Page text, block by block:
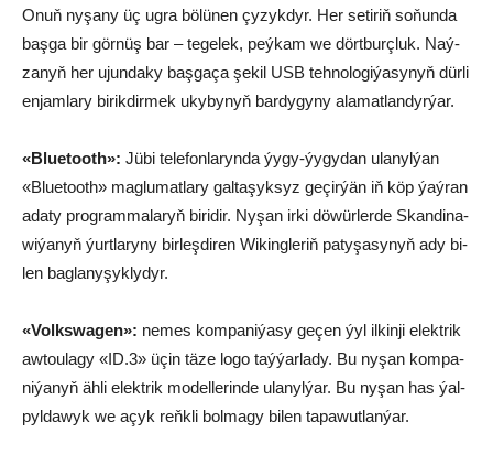
Onuň ny­şa­ny üç ug­ra bö­lü­nen çy­zyk­dyr. Her se­ti­riň so­ňun­da
baş­ga bir gör­nüş bar – te­ge­lek, peý­kam we dört­burç­luk. Naý­
za­nyň her ujun­da­ky baş­ga­ça şe­kil USB teh­no­lo­gi­ýa­sy­nyň dür­li
en­jam­la­ry bi­rik­dir­mek uky­by­nyň bar­dy­gy­ny ala­mat­lan­dyr­ýar.
«Blue­tooth»: Jü­bi te­le­fon­la­ryn­da ýy­gy-ýy­gy­dan ula­nyl­ýan
«Blue­tooth» mag­lu­mat­la­ry gal­ta­şyk­syz ge­çir­ýän iň köp ýaý­ran
ada­ty prog­ram­ma­la­ryň bi­ri­dir. Ny­şa­n ir­ki dö­wür­ler­de Skan­di­na­
wi­ýanyň ýurt­la­ry­ny bir­leş­di­ren Wi­king­le­riň pa­ty­şa­synyň ady bi­
len bag­la­ny­şyk­ly­dyr.
«Volks­wa­gen»: ne­mes kom­pa­ni­ýa­sy ge­çen ýyl il­kin­ji elekt­rik
aw­tou­la­gy­ «ID.3» üçin tä­ze lo­go taý­ýar­la­dy. Bu ny­şan kom­pa­
ni­ýa­nyň äh­li elekt­rik mo­del­le­rin­de ula­nyl­ýar. Bu ny­şan has ýal­
pyl­da­wyk we açyk reňk­li bol­ma­gy bi­len ta­pa­wut­lan­ýar.